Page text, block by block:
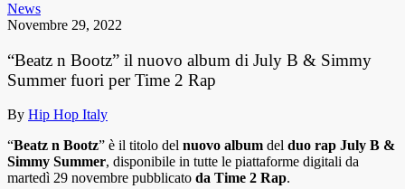
News
Novembre 29, 2022
“Beatz n Bootz” il nuovo album di July B & Simmy
Summer fuori per Time 2 Rap
By Hip Hop Italy
“Beatz n Bootz” è il titolo del nuovo album del duo rap July B &
Simmy Summer, disponibile in tutte le piattaforme digitali da
martedì 29 novembre pubblicato da Time 2 Rap.